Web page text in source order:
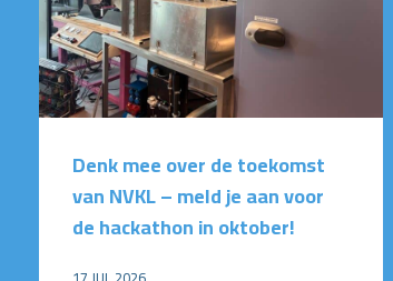
Denk mee over de toekomst
van NVKL – meld je aan voor
de hackathon in oktober!